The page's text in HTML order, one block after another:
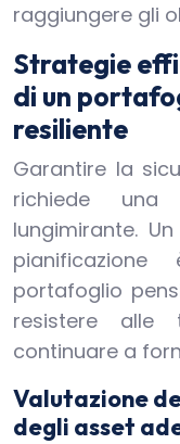
raggiungere gli
Strategie
di un
resiliente
Garantire la
richiede una
lungimirante.
portafoglio
resistere alle
continuare a
Valutazione
degli asset